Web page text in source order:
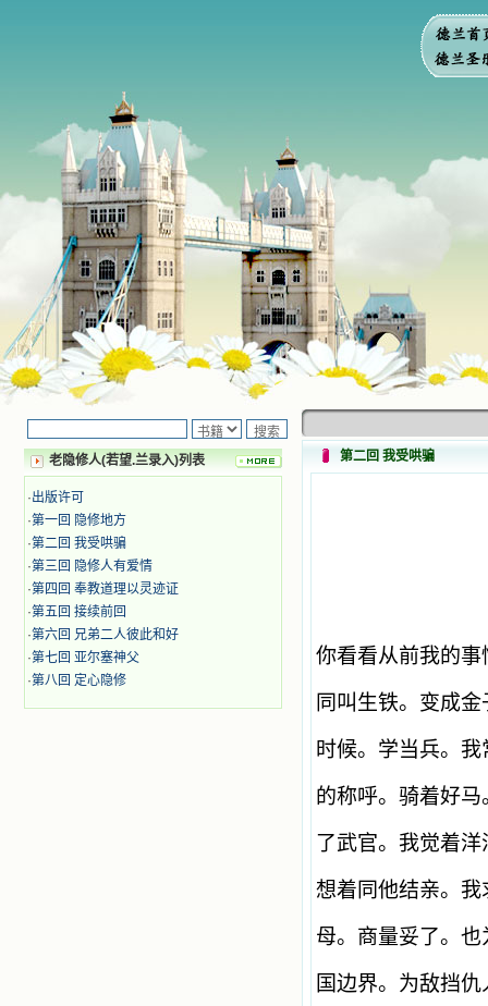
老隐修人(若望.兰录入)列表
·出版许可
·第一回 隐修地方
·第二回 我受哄骗
·第三回 隐修人有爱情
·第四回 奉教道理以灵迹证
·第五回 接续前回
·第六回 兄弟二人彼此和好
·第七回 亚尔塞神父
·第八回 定心隐修
第二回 我受哄骗
你看看从前我的
同叫生铁。变成
时候。学当兵。
的称呼。骑着好
了武官。我觉着
想着同他结亲。
母。商量妥了。
国边界。为敌挡